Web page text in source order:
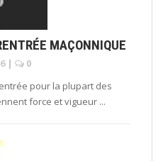
MAÇONNIQUE
|
0
pour la plupart des
force et vigueur ...